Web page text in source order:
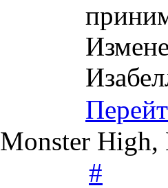
Monster High,
#